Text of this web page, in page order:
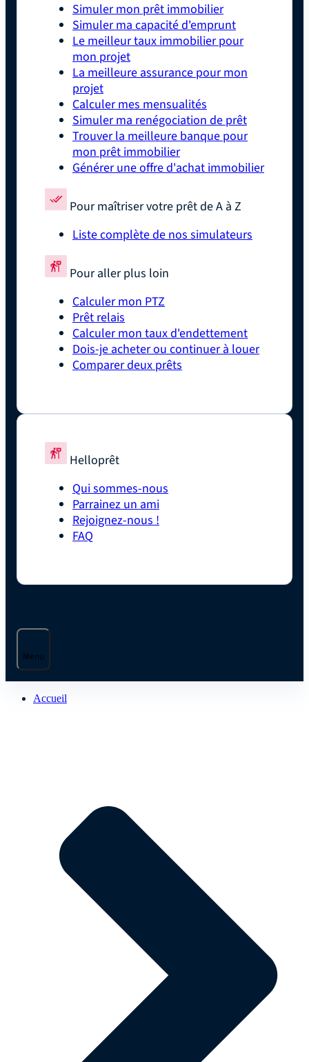
Simuler mon prêt immobilier
Simuler ma capacité d'emprunt
Le meilleur taux immobilier pour
mon projet
La meilleure assurance pour mon
projet
Calculer mes mensualités
Simuler ma renégociation de prêt
Trouver la meilleure banque pour
mon prêt immobilier
Générer une offre d'achat immobilier
Pour maîtriser votre prêt de A à Z
Liste complète de nos simulateurs
Pour aller plus loin
Calculer mon PTZ
Prêt relais
Calculer mon taux d'endettement
Dois-je acheter ou continuer à louer
Comparer deux prêts
Helloprêt
Qui sommes-nous
Parrainez un ami
Rejoignez-nous !
FAQ
Menu
Accueil